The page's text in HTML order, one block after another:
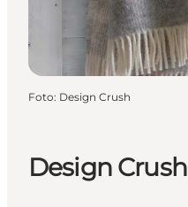
Design Crush
Foto: Design Crush